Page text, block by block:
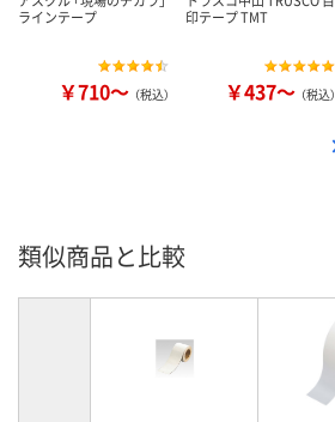
ラインテープ
￥710～ （税込）
印テープ TMT
￥437～ （税込）
類似商品と比較